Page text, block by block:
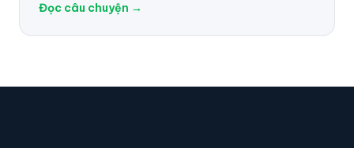
Đọc câu chuyện →